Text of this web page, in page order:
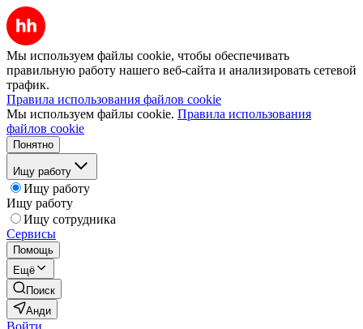
Мы используем файлы cookie, чтобы обеспечивать
правильную работу нашего веб-сайта и анализировать сетевой
трафик.
Правила использования файлов cookie
Мы используем файлы cookie. Правила использования
файлов cookie
Понятно
Ищу работу
Ищу работу
Ищу работу
Ищу сотрудника
Сервисы
Помощь
Ещё
Поиск
Анди
Войти